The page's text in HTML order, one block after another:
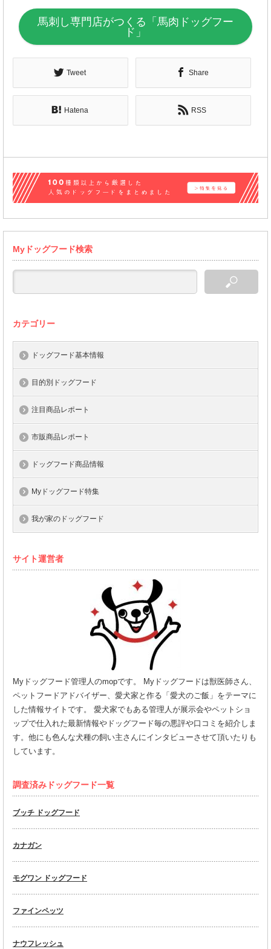
馬刺し専門店がつくる「馬肉ドッグフー
ド」
Tweet Share
Hatena RSS
Myドッグフード検索
カテゴリー
ドッグフード基本情報
目的別ドッグフード
注目商品レポート
市販商品レポート
ドッグフード商品情報
Myドッグフード特集
我が家のドッグフード
サイト運営者
Myドッグフード管理人のmopです。 Myドッグフードは獣医師さん、
ペットフードアドバイザー、愛犬家と作る「愛犬のご飯」をテーマに
した情報サイトです。 愛犬家でもある管理人が展示会やペットショ
ップで仕入れた最新情報やドッグフード毎の悪評や口コミを紹介しま
す。他にも色んな犬種の飼い主さんにインタビューさせて頂いたりも
しています。
調査済みドッグフード一覧
ブッチ ドッグフード
カナガン
モグワン ドッグフード
ファインペッツ
ナウフレッシュ